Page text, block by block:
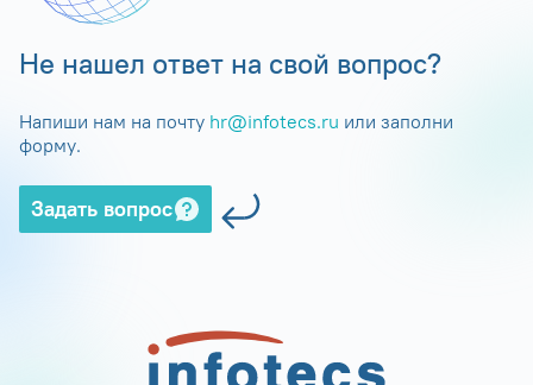
Не нашел ответ на свой вопрос?
Напиши нам на почту hr@infotecs.ru или заполни
форму.
Задать вопрос